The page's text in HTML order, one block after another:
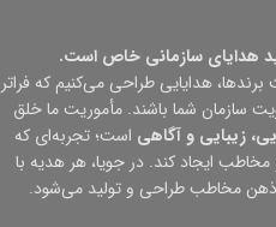
هدایای سازمانی خاص است.
هدایایی طراحی می‌کنیم که فراتر
سازمان شما باشند. مأموریت ما خلق
زیبایی و آگاهی است؛ تجربه‌ای که
ایجاد کند. در جویا، هر هدیه با
ذهن مخاطب طراحی و تولید می‌شود.